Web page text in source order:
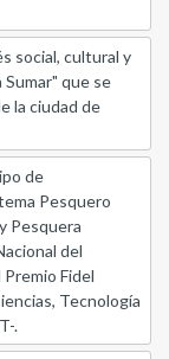
social, cultural y
que se
la ciudad de
de
Pesquero
Pesquera
del
Fidel
Tecnología
.